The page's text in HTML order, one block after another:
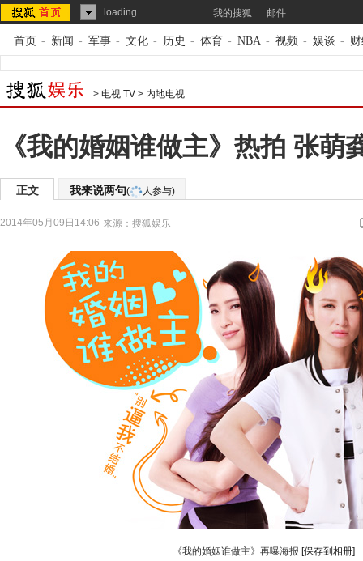
loading... 我的搜狐 邮件
首页 - 新闻 - 军事 - 文化 - 历史 - 体育 - NBA - 视频 - 娱谈 -
> 电视 TV > 内地电视
《我的婚姻谁做主》热拍 张萌
正文 我来说两句( 人参与)
2014年05月09日14:06 来源： 搜狐娱乐
《我的婚姻谁做主》再曝海报 [保存到相册]